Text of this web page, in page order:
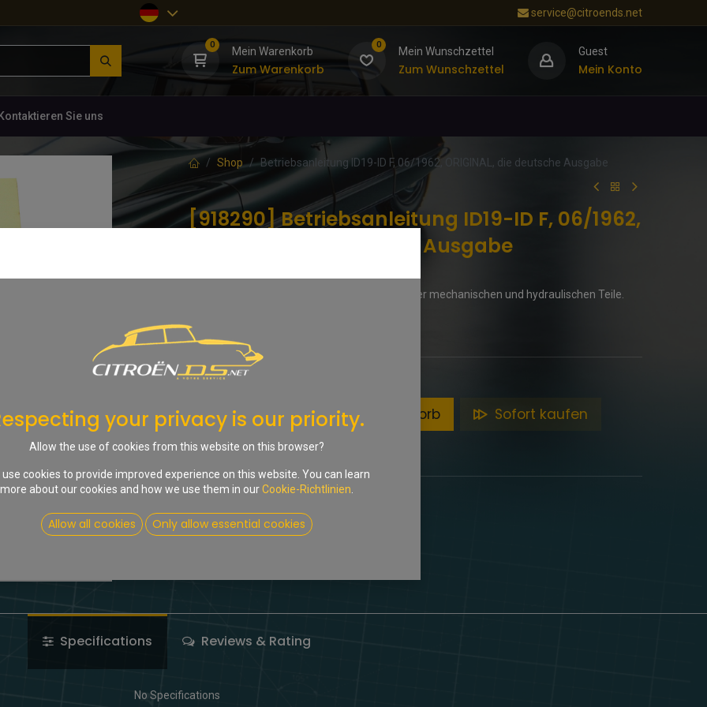
service@citroends.net
0
Mein Warenkorb
Zum Warenkorb
0
Mein Wunschzettel
Zum Wunschzettel
Guest
Mein Konto
Sie uns
Shop Betriebsanleitung ID19-ID F, 06/1962, ORIGINAL, die deutsche Ausgabe
[918290] Betriebsanleitung ID19-ID F, 06/1962,
ORIGINAL, die deutsche Ausgabe
Die wichtigsten Einstellungen und Kontrollen der mechanischen und hydraulischen Teile.
69,56
Nur 3 Stck. auf Lager.
In den Warenkorb Sofort kaufen
Auf die Wunschliste
Share :
Terms and Conditions
Specifications Reviews & Rating
No Specifications
your privacy is our priority.
Allow the use of cookies from this website on this browser?
use cookies to provide improved experience on this website. You can learn
more about our cookies and how we use them in ourCookie-Richtlinien
Allow all cookies Only allow essential cookies